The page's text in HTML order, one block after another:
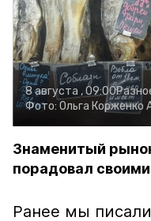
8 августа , 09:00
Фото: Ольга Корженко
Знаменитый
порадовал
Ранее мы